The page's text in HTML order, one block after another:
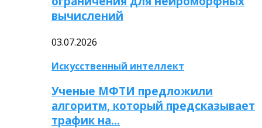
вычислений
03.07.2026
Искусственный интеллект
Ученые МФТИ предложили
алгоритм, который предсказывает
трафик на…